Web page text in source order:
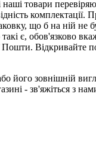
товари
комплектації.
що б на ній не
є, обов'язково
Пошти. Відкривайте
його зовнішній
- зв'яжіться з